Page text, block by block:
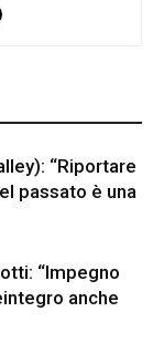
“Riportare
passato è una
“Impegno
anche